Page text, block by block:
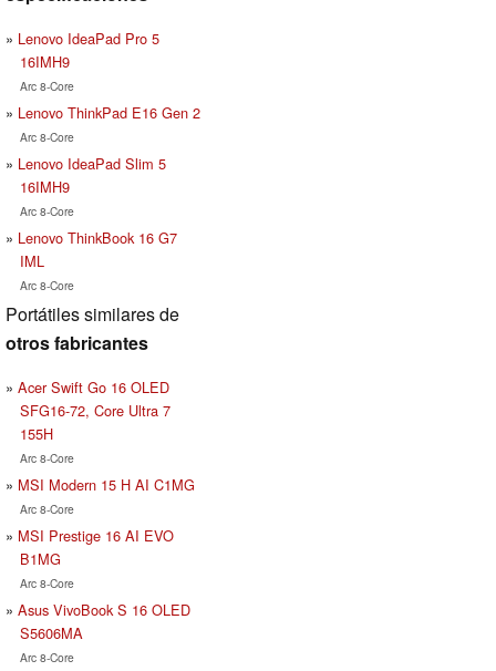
Lenovo IdeaPad Pro 5
16IMH9
Arc 8-Core
Lenovo ThinkPad E16 Gen 2
Arc 8-Core
Lenovo IdeaPad Slim 5
16IMH9
Arc 8-Core
Lenovo ThinkBook 16 G7
IML
Arc 8-Core
Portátiles similares de
otros fabricantes
Acer Swift Go 16 OLED
SFG16-72, Core Ultra 7
155H
Arc 8-Core
MSI Modern 15 H AI C1MG
Arc 8-Core
MSI Prestige 16 AI EVO
B1MG
Arc 8-Core
Asus VivoBook S 16 OLED
S5606MA
Arc 8-Core